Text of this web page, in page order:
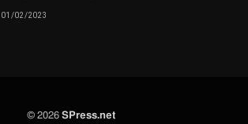
01/02/2023
© 2026 SPress.net